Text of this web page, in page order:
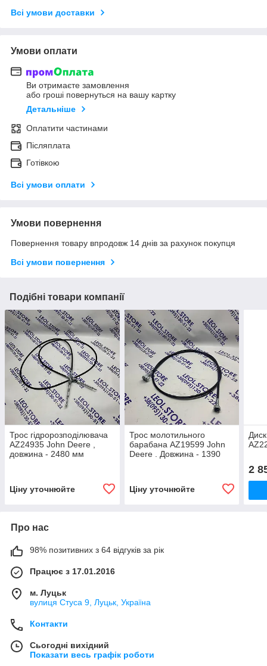
Всі умови доставки
Умови оплати
Ви отримаєте замовлення
або гроші повернуться на вашу картку
Детальніше
Оплатити частинами
Післяплата
Готівкою
Всі умови оплати
Умови повернення
Повернення товару впродовж 14 днів за рахунок покупця
Всі умови повернення
Подібні товари компанії
Трос гідророзподілювача
AZ24935 John Deere ,
довжина - 2480 мм
Ціну уточнюйте
Трос молотильного
барабана AZ19599 John
Deere . Довжина - 1390
Ціну уточнюйте
2
Про нас
98% позитивних з 64 відгуків за рік
Працює з 17.01.2016
м. Луцьк
вулиця Стуса 9, Луцьк, Україна
Контакти
Сьогодні вихідний
Показати весь графік роботи